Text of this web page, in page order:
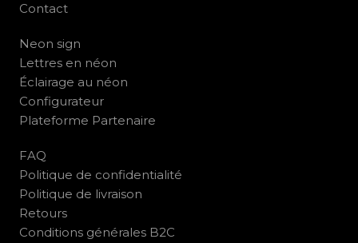
Contact
Neon sign
Lettres en néon
Éclairage au néon
Configurateur
Plateforme Partenaire
FAQ
Politique de confidentialité
Politique de livraison
Retours
Conditions générales B2C